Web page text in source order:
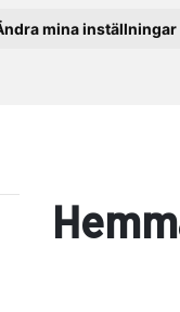
mina inställningar